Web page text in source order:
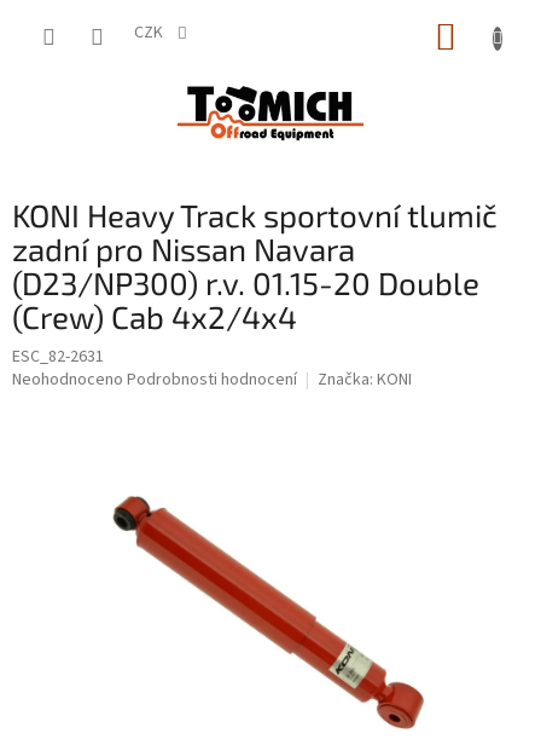
CZK
KONI Heavy Track sportovní tlumič
zadní pro Nissan Navara
(D23/NP300) r.v. 01.15-20 Double
(Crew) Cab 4x2/4x4
ESC_82-2631
Průměrné
Neohodnoceno Podrobnosti hodnocení Značka: KONI